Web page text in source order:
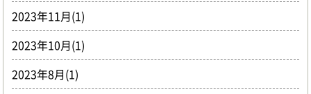
2023年11月(1)
2023年10月(1)
2023年8月(1)